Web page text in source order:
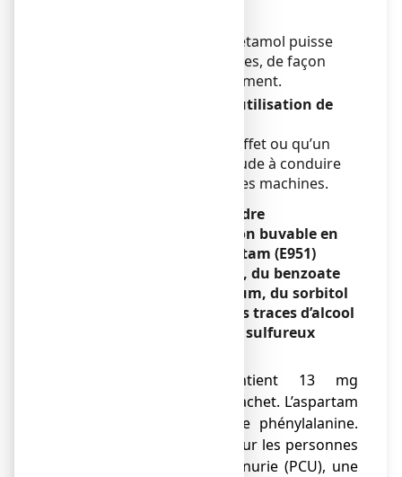
Il est possible que le paracétamol puisse
altérer la fertilité des femmes, de façon
réversible à l’arrêt du traitement.
Conduite de véhicules et utilisation de
Le paracétamol n’a aucun effet ou qu’un
effet négligeable sur l’aptitude à conduire
des véhicules et à utiliser des machines.
mg, poudre
effervescente pour solution buvable en
sachet contient de l’aspartam (E951)
(source de phénylalanine), du benzoate
de sodium (E211), du sodium, du sorbitol
(E420), et dans l’arôme, des traces d’alcool
benzylique et d’anhydride sulfureux
Ce médicament contient 13 mg
d’aspartam (E951) par sachet. L’aspartam
contient une source de phénylalanine.
Peut être dangereux pour les personnes
atteintes de phénylcétonurie (PCU), une